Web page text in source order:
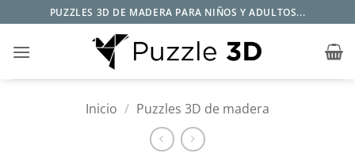
al
contenido
PUZZLES 3D DE MADERA PARA NIÑOS Y ADULTOS...
Inicio / Puzzles 3D de madera